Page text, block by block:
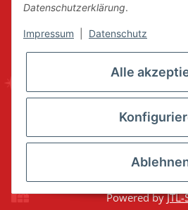
* Alle Preise inkl. gesetzlicher
© www.volkskunstshop-
Powered by
Datenschutzerklärung.
Impressum Datenschutz
Alle